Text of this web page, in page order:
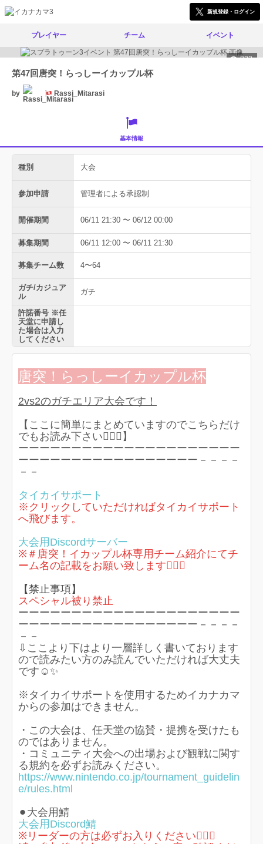
新規登録・ログイン
プレイヤー チーム イベント
822
第47回唐突！らっしーイカップル杯
by Rassi_Mitarasi
基本情報
種別 大会
参加申請 管理者による承認制
開催期間 06/11 21:30 〜 06/12 00:00
募集期間 06/11 12:00 〜 06/11 21:30
募集チーム数 4〜64
ガチ/カジュア
ル
ガチ
許諾番号 ※任
天堂に申請し
た場合は入力
してください
唐突！らっしーイカップル杯
2vs2のガチエリア大会です！
【ここに簡単にまとめていますのでこちらだけ
でもお読み下さい🙇🏻‍♀️】
ーーーーーーーーーーーーーーーーーーーーー
ーーーーーーーーーーーーーーーーー－－－－
－－
タイカイサポート
※クリックしていただければタイカイサポート
へ飛びます。
大会用Discordサーバー
※＃唐突！イカップル杯専用チーム紹介にてチ
ーム名の記載をお願い致します🙇🏻‍♀️
【禁止事項】
スペシャル被り禁止
ーーーーーーーーーーーーーーーーーーーーー
ーーーーーーーーーーーーーーーーー－－－－
－－
⇩ここより下はより一層詳しく書いております
ので読みたい方のみ読んでいただければ大丈夫
です☺️✨
※タイカイサポートを使用するためイカナカマ
からの参加はできません。
・この大会は、任天堂の協賛・提携を受けたも
のではありません。
・コミュニティ大会への出場および観戦に関す
る規約を必ずお読みください。
https://www.nintendo.co.jp/tournament_guidelin
e/rules.html
⚫︎大会用鯖
大会用Discord鯖
※リーダーの方は必ずお入りください🙇🏻‍♀️